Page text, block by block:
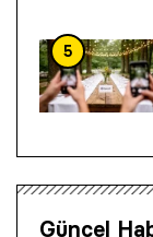
5
Güncel